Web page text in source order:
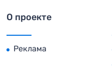
О проекте
Реклама